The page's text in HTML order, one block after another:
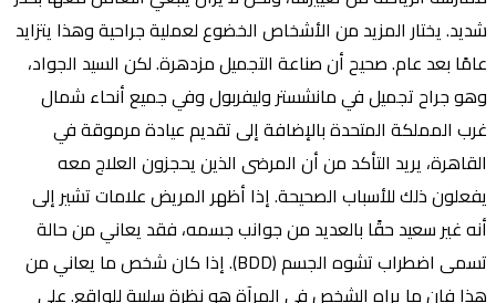
شديد. يختار المزيد من الأشخاص الخضوع لعملية جراحية وهذا يتزايد
عامًا بعد عام. صحيح أن صناعة التجميل مزدهرة. لكن السيد الجواد،
وهو جراح تجميل في مانشستر وليفربول وفي جميع أنحاء شمال
غرب المملكة المتحدة بالإضافة إلى تقديم عيادة مرموقة في
القاهرة، يريد التأكد من أن المرضى الذين يحجزون العلاج معه
يفعلون ذلك للأسباب الصحيحة. إذا أظهر المريض علامات تشير إلى
أنه غير سعيد حقًا بالعديد من جوانب جسمه، فقد يعاني من حالة
تسمى اضطراب تشوه الجسم (BDD). إذا كان شخص ما يعاني من
هذا فإن ما يراه الشخص في المرآة هو نظرة سلبية للواقع. على